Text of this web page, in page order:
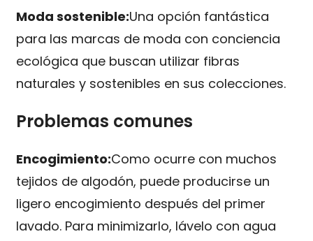
Moda sostenible:Una opción fantástica
para las marcas de moda con conciencia
ecológica que buscan utilizar fibras
naturales y sostenibles en sus colecciones.
Problemas comunes
Encogimiento:Como ocurre con muchos
tejidos de algodón, puede producirse un
ligero encogimiento después del primer
lavado. Para minimizarlo, lávelo con agua